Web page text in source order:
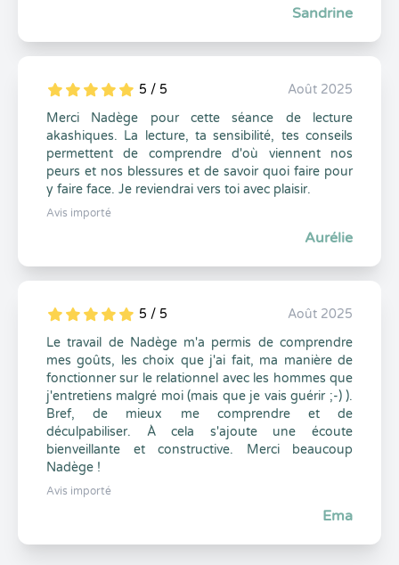
Sandrine
5
1
5
0 5 / 5
Août 2025
Merci Nadège pour cette séance de lecture
akashiques. La lecture, ta sensibilité, tes conseils
permettent de comprendre d'où viennent nos
peurs et nos blessures et de savoir quoi faire pour
y faire face. Je reviendrai vers toi avec plaisir.
Avis importé
Aurélie
5
1
5
0 5 / 5
Août 2025
Le travail de Nadège m'a permis de comprendre
mes goûts, les choix que j'ai fait, ma manière de
fonctionner sur le relationnel avec les hommes que
j'entretiens malgré moi (mais que je vais guérir ;-) ).
Bref, de mieux me comprendre et de
déculpabiliser. À cela s'ajoute une écoute
bienveillante et constructive. Merci beaucoup
Nadège !
Avis importé
Ema